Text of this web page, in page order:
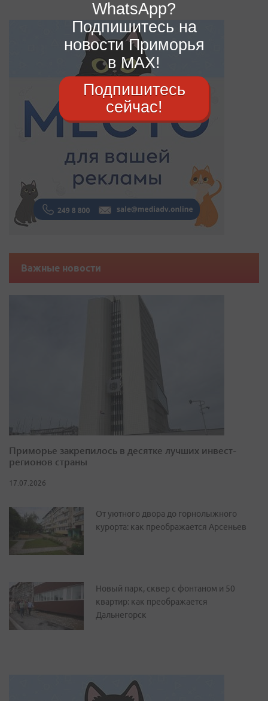
Важные новости
Приморье закрепилось в десятке лучших инвест-
регионов страны
17.07.2026
От уютного двора до горнолыжного
курорта: как преображается Арсеньев
Новый парк, сквер с фонтаном и 50
квартир: как преображается
Дальнегорск
WhatsApp?
Подпишитесь на
новости Приморья
в MAX!
Подпишитесь
сейчас!